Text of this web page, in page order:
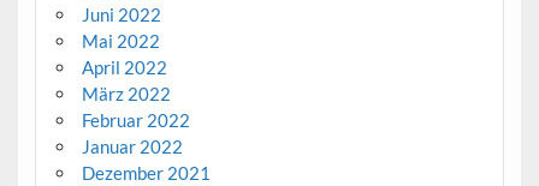
Juni 2022
Mai 2022
April 2022
März 2022
Februar 2022
Januar 2022
Dezember 2021